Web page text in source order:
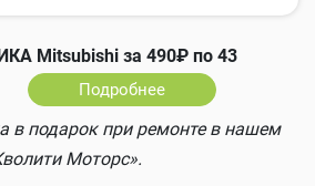
Mitsubishi за 490₽ по 43
Подробнее
в подарок при ремонте в нашем
Моторс».